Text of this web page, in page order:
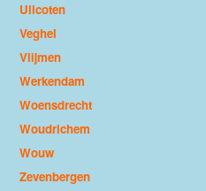
Ulicoten
Veghel
Vlijmen
Werkendam
Woensdrecht
Woudrichem
Wouw
Zevenbergen